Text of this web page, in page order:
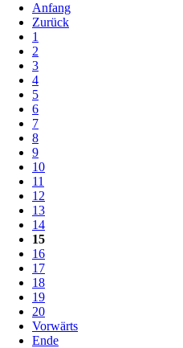
Anfang
Zurück
1
2
3
4
5
6
7
8
9
10
11
12
13
14
15
16
17
18
19
20
Vorwärts
Ende